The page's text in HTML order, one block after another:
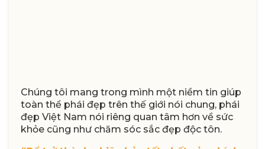
Chúng tôi mang trong mình một niềm tin giúp
toàn thể phái đẹp trên thế giới nói chung, phái
đẹp Việt Nam nói riêng quan tâm hơn về sức
khỏe cũng như chăm sóc sắc đẹp độc tôn.